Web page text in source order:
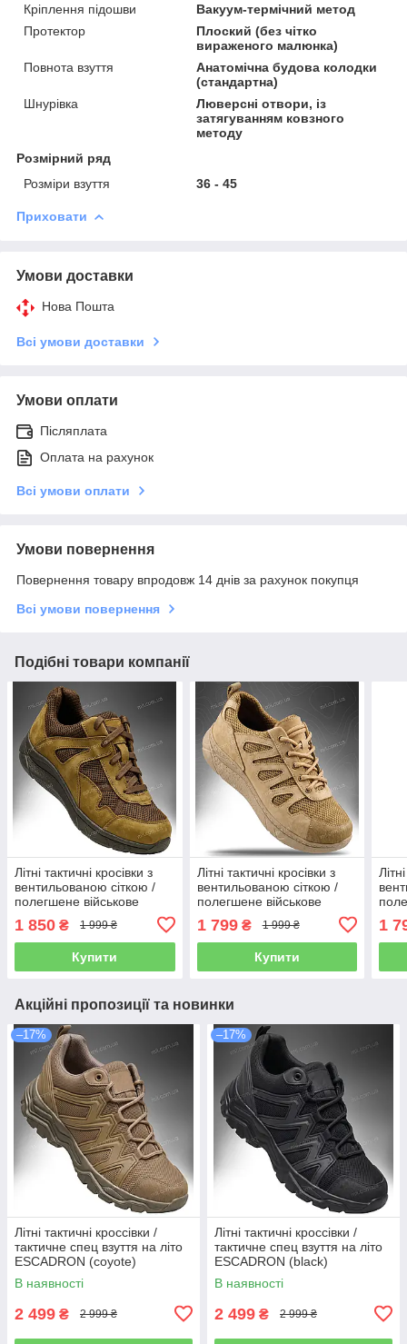
Кріплення підошви
Вакуум-термічний метод
Протектор
Плоский (без чітко
вираженого малюнка)
Повнота взуття
Анатомічна будова колодки
(стандартна)
Шнурівка
Люверсні отвори, із
затягуванням ковзного
методу
Розмірний ряд
Розміри взуття
36 - 45
Приховати
Умови доставки
Нова Пошта
Всі умови доставки
Умови оплати
Післяплата
Оплата на рахунок
Всі умови оплати
Умови повернення
Повернення товару впродовж 14 днів за рахунок покупця
Всі умови повернення
Подібні товари компанії
Літні тактичні кросівки з
вентильованою сіткою /
полегшене військове
Vent & Leather (coyote)
1 850 ₴ 1 999 ₴
Купити
Літні тактичні кросівки з
вентильованою сіткою /
полегшене військове
GENESIS Vent (coyote)
1 799₴ 1 999 ₴
Купити
1
Акційні пропозиції та новинки
–17%
Літні тактичні кроссівки /
тактичне спец взуття на літо
ESCADRON (coyote)
В наявності
2 499 ₴ 2 999 ₴
–17%
Літні тактичні кроссівки /
тактичне спец взуття на літо
ESCADRON (black)
В наявності
2 499 ₴ 2 999 ₴